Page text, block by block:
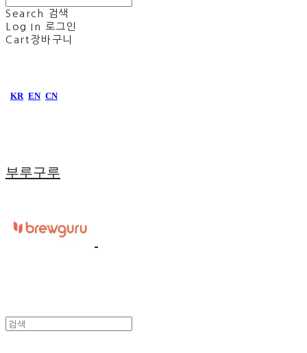
Search
검색
Log In 로그인
Cart 장바구니
KR EN CN
부루구루